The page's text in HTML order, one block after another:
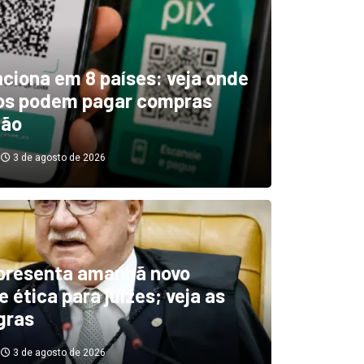
indica El Niño
diminuindo chuvas e
secas de rios
3 de agosto de 2026
em 8 países: veja onde
podem pagar compras
3 de agosto de 2026
amanhã novo
ética para juízes; veja as
3 de agosto de 2026